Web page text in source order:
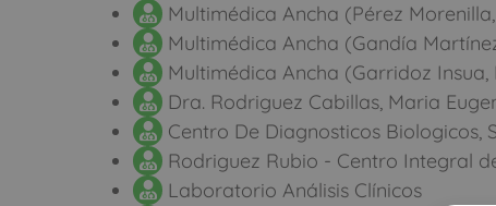
Multimédica Ancha (Pérez
Multimédica Ancha (Gandía
Multimédica Ancha (Garridoz Insua,
Dra. Rodriguez Cabillas, Maria
Centro De Diagnosticos Biologicos,
Rodriguez Rubio - Centro Integral
Laboratorio Análisis Clínicos